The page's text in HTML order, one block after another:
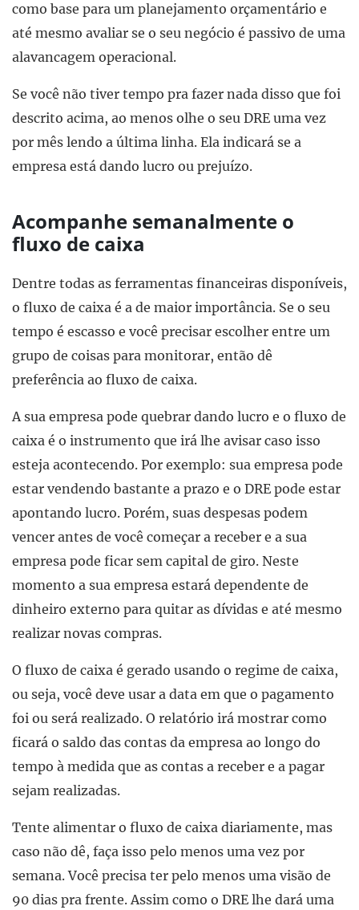
como base para um planejamento orçamentário e
até mesmo avaliar se o seu negócio é passivo de uma
alavancagem operacional.
Se você não tiver tempo pra fazer nada disso que foi
descrito acima, ao menos olhe o seu DRE uma vez
por mês lendo a última linha. Ela indicará se a
empresa está dando lucro ou prejuízo.
Acompanhe semanalmente o
fluxo de caixa
Dentre todas as ferramentas financeiras disponíveis,
o fluxo de caixa é a de maior importância. Se o seu
tempo é escasso e você precisar escolher entre um
grupo de coisas para monitorar, então dê
preferência ao fluxo de caixa.
A sua empresa pode quebrar dando lucro e o fluxo de
caixa é o instrumento que irá lhe avisar caso isso
esteja acontecendo. Por exemplo: sua empresa pode
estar vendendo bastante a prazo e o DRE pode estar
apontando lucro. Porém, suas despesas podem
vencer antes de você começar a receber e a sua
empresa pode ficar sem capital de giro. Neste
momento a sua empresa estará dependente de
dinheiro externo para quitar as dívidas e até mesmo
realizar novas compras.
O fluxo de caixa é gerado usando o regime de caixa,
ou seja, você deve usar a data em que o pagamento
foi ou será realizado. O relatório irá mostrar como
ficará o saldo das contas da empresa ao longo do
tempo à medida que as contas a receber e a pagar
sejam realizadas.
Tente alimentar o fluxo de caixa diariamente, mas
caso não dê, faça isso pelo menos uma vez por
semana. Você precisa ter pelo menos uma visão de
90 dias pra frente. Assim como o DRE lhe dará uma